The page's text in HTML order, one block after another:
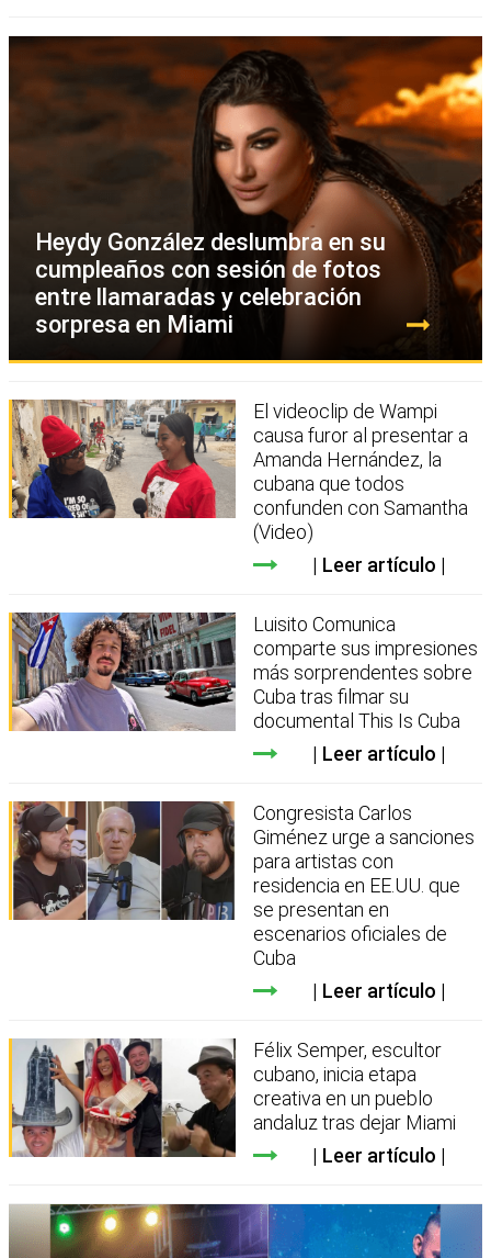
Heydy González deslumbra en su
cumpleaños con sesión de fotos
entre llamaradas y celebración
sorpresa en Miami
El videoclip de Wampi
causa furor al presentar a
Amanda Hernández, la
cubana que todos
confunden con Samantha
(Video)
Leer artículo
Luisito Comunica
comparte sus impresiones
más sorprendentes sobre
Cuba tras filmar su
documental This Is Cuba
Leer artículo
Congresista Carlos
Giménez urge a sanciones
para artistas con
residencia en EE.UU. que
se presentan en
escenarios oficiales de
Cuba
Leer artículo
Félix Semper, escultor
cubano, inicia etapa
creativa en un pueblo
andaluz tras dejar Miami
Leer artículo